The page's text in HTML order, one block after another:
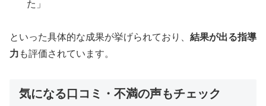
た」
といった具体的な成果が挙げられており、 結果が出る指導
力 も評価されています。
気になる口コミ・不満の声もチェック